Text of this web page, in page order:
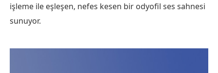
işleme ile eşleşen, nefes kesen bir odyofil ses sahnesi
sunuyor.